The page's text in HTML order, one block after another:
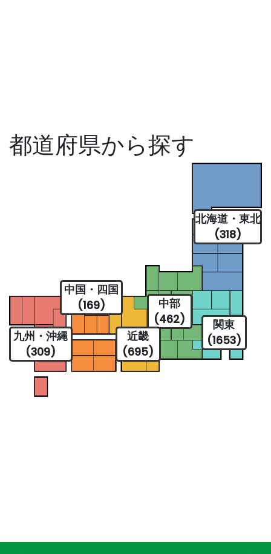
都道府県から探す
北海道・東北
(318)
関東
(1653)
中部
(462)
近畿
(695)
中国・四国
(169)
九州・沖縄
(309)